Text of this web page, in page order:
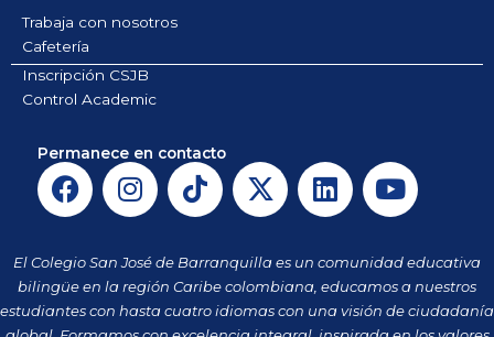
Trabaja con nosotros
Cafetería
Inscripción CSJB
Control Academic
Permanece en contacto
F
a
e
b
o
I
n
t
a
g
T
i
t
o
k
X
-
w
i
t
L
i
k
e
d
Y
o
t
u
b
El Colegio San José de Barranquilla es un comunidad educativa
bilingüe en la región Caribe colombiana, educamos a nuestros
estudiantes con hasta cuatro idiomas con una visión de ciudadanía